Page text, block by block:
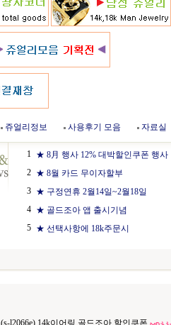
쥬얼리정보 사용후기 모음 자료실
1 ★ 8月 행사 12% 대박할인쿠폰 행사
2 ★ 8월 카드 무이자할부
3 ★ 구정연휴 2월14일~2월18일
4 ★ 골드조아 앱 출시기념
5 ★ 선택사항에 18k주문시
l2066e) 14k이어링 골드조아 할인쿠폰